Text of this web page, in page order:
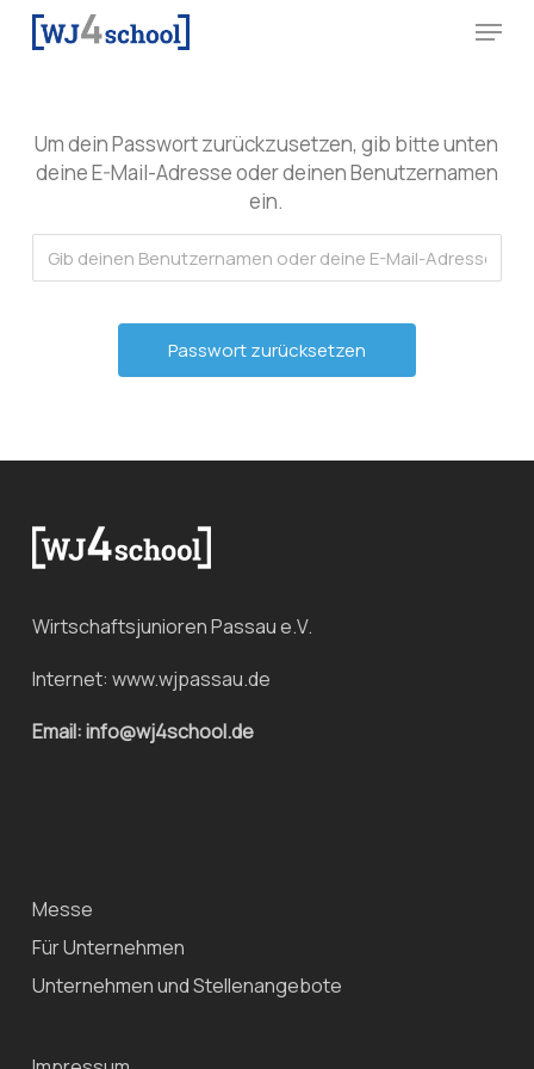
Skip
Menu
Um dein Passwort zurückzusetzen, gib bitte unten
deine E-Mail-Adresse oder deinen Benutzernamen
ein.
Wirtschaftsjunioren Passau e.V.
Internet: www.wjpassau.de
Email: info@wj4school.de
Messe
Für Unternehmen
Unternehmen und Stellenangebote